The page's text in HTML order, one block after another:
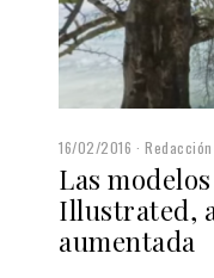
16/02/2016 Redacción
Las
Illustrated,
aumentada